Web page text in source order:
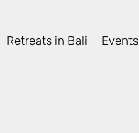
Retreats in Bali Events